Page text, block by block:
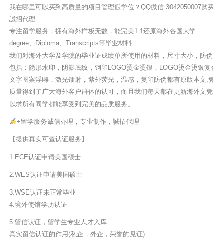
我在哪里可以买到高质量的项目管理假学位？QQ微信:3042050007购
誠招代理
专注留学服务，拥有海外样板无数，能完美1:1还原海外各国大学
degree、Diploma、Transcripts等毕业材料
我们对海外大学及学院的毕业证成绩单所使用的材料，尺寸大小，防
包括：隐形水印，阴影底纹，钢印LOGO烫金烫银，LOGO烫金烫银复
文字图案浮雕，激光镭射，紫外荧光，温感，复印防伪都有原版本文,
质量得到了广大海外客户群体的认可，而且我们每天都在更新海外文
以求所有同学都能享受到完美的品质服务。
+留学服务诚信办理，专业制作，誠招代理
【提供真实可查认证服务】
1.ECE认证申请美国硕士
2.WES认证申请美国硕士
3.WSE认证未正常毕业
4.境外使馆学历认证
5.留信认证，留学生专业人才入库
真实留信认证的作用(私企，外企，荣誉的见证):